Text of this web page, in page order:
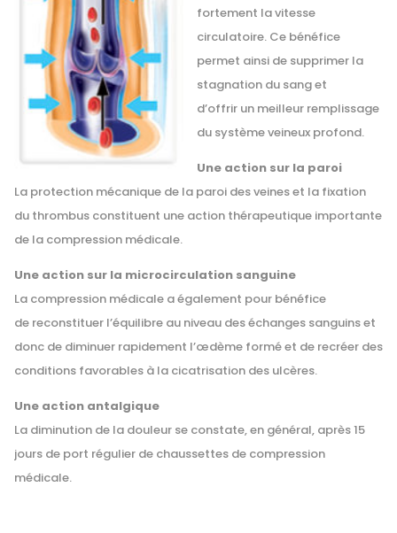
fortement la vitesse
circulatoire. Ce bénéfice
permet ainsi de supprimer la
stagnation du sang et
d’offrir un meilleur remplissage
du système veineux profond.
Une action sur la paroi
La protection mécanique de la paroi des veines et la fixation
du thrombus constituent une action thérapeutique importante
de la compression médicale.
Une action sur la microcirculation sanguine
La compression médicale a également pour bénéfice
de reconstituer l’équilibre au niveau des échanges sanguins et
donc de diminuer rapidement l’œdème formé et de recréer des
conditions favorables à la cicatrisation des ulcères.
Une action antalgique
La diminution de la douleur se constate, en général, après 15
jours de port régulier de chaussettes de compression
médicale.